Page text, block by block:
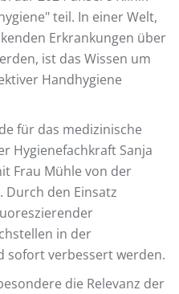
teil. In einer Welt,
Erkrankungen über
ist das Wissen um
Handhygiene
für das medizinische
Hygienefachkraft Sanja
Frau Mühle von der
Durch den Einsatz
in der
sofort verbessert werden.
die Relevanz der